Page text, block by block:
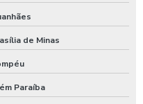
de Minas
Paraíba